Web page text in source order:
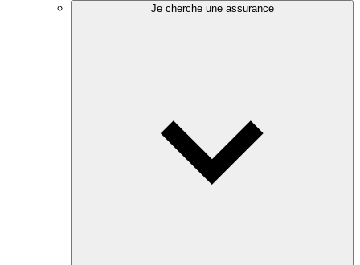
Je cherche une assurance